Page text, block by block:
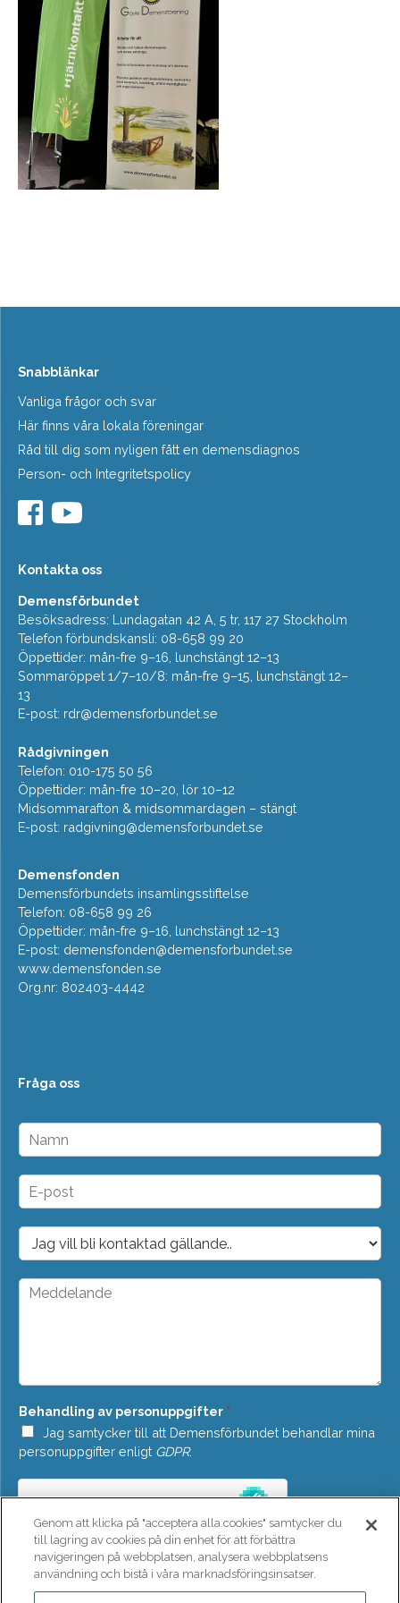
Snabblänkar
Vanliga frågor och svar
Här finns våra lokala föreningar
Råd till dig som nyligen fått en demensdiagnos
Person- och Integritetspolicy
Kontakta oss
Demensförbundet
Besöksadress: Lundagatan 42 A, 5 tr, 117 27 Stockholm
Telefon förbundskansli: 08-658 99 20
Öppettider: mån-fre 9–16, lunchstängt 12–13
Sommaröppet 1/7–10/8: mån-fre 9–15, lunchstängt 12–
13
E-post: rdr@demensforbundet.se
Rådgivningen
Telefon: 010-175 50 56
Öppettider: mån-fre 10–20, lör 10–12
Midsommarafton & midsommardagen – stängt
E-post: radgivning@demensforbundet.se
Demensfonden
Demensförbundets insamlingsstiftelse
Telefon: 08-658 99 26
Öppettider: mån-fre 9–16, lunchstängt 12–13
E-post: demensfonden@demensforbundet.se
www.demensfonden.se
Org.nr: 802403-4442
Fråga oss
N
m
n
E
p
o
t
*
D
o
p
M
a
d
e
*
Behandling av personuppgifter *
Jag samtycker till att Demensförbundet behandlar mina
personuppgifter enligt GDPR.
SKICKA
Genom att klicka på "acceptera alla cookies" samtycker du
till lagring av cookies på din enhet för att förbättra
navigeringen på webbplatsen, analysera webbplatsens
användning och bistå i våra marknadsföringsinsatser.